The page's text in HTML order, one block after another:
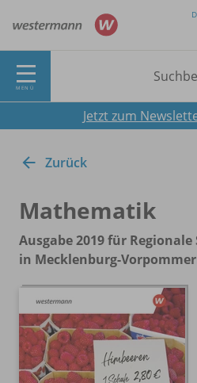
MENÜ
Jetzt zum
Zurück
Mathematik
Ausgabe 2019 für Regionale
in Mecklenburg-